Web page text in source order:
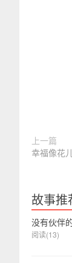
上一篇
幸福像花
故事推
没有伙伴
阅读(13)